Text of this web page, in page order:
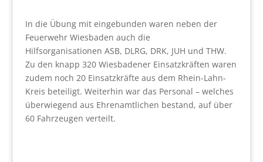
In die Übung mit eingebunden waren neben der
Feuerwehr Wiesbaden auch die
Hilfsorganisationen ASB, DLRG, DRK, JUH und THW.
Zu den knapp 320 Wiesbadener Einsatzkräften waren
zudem noch 20 Einsatzkräfte aus dem Rhein-Lahn-
Kreis beteiligt. Weiterhin war das Personal – welches
überwiegend aus Ehrenamtlichen bestand, auf über
60 Fahrzeugen verteilt.